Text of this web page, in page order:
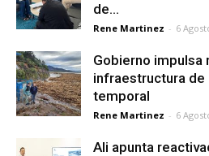
de...
Rene Martinez - 6
Gobierno impulsa
infraestructura de
temporal
Rene Martinez - 6
Ali apunta